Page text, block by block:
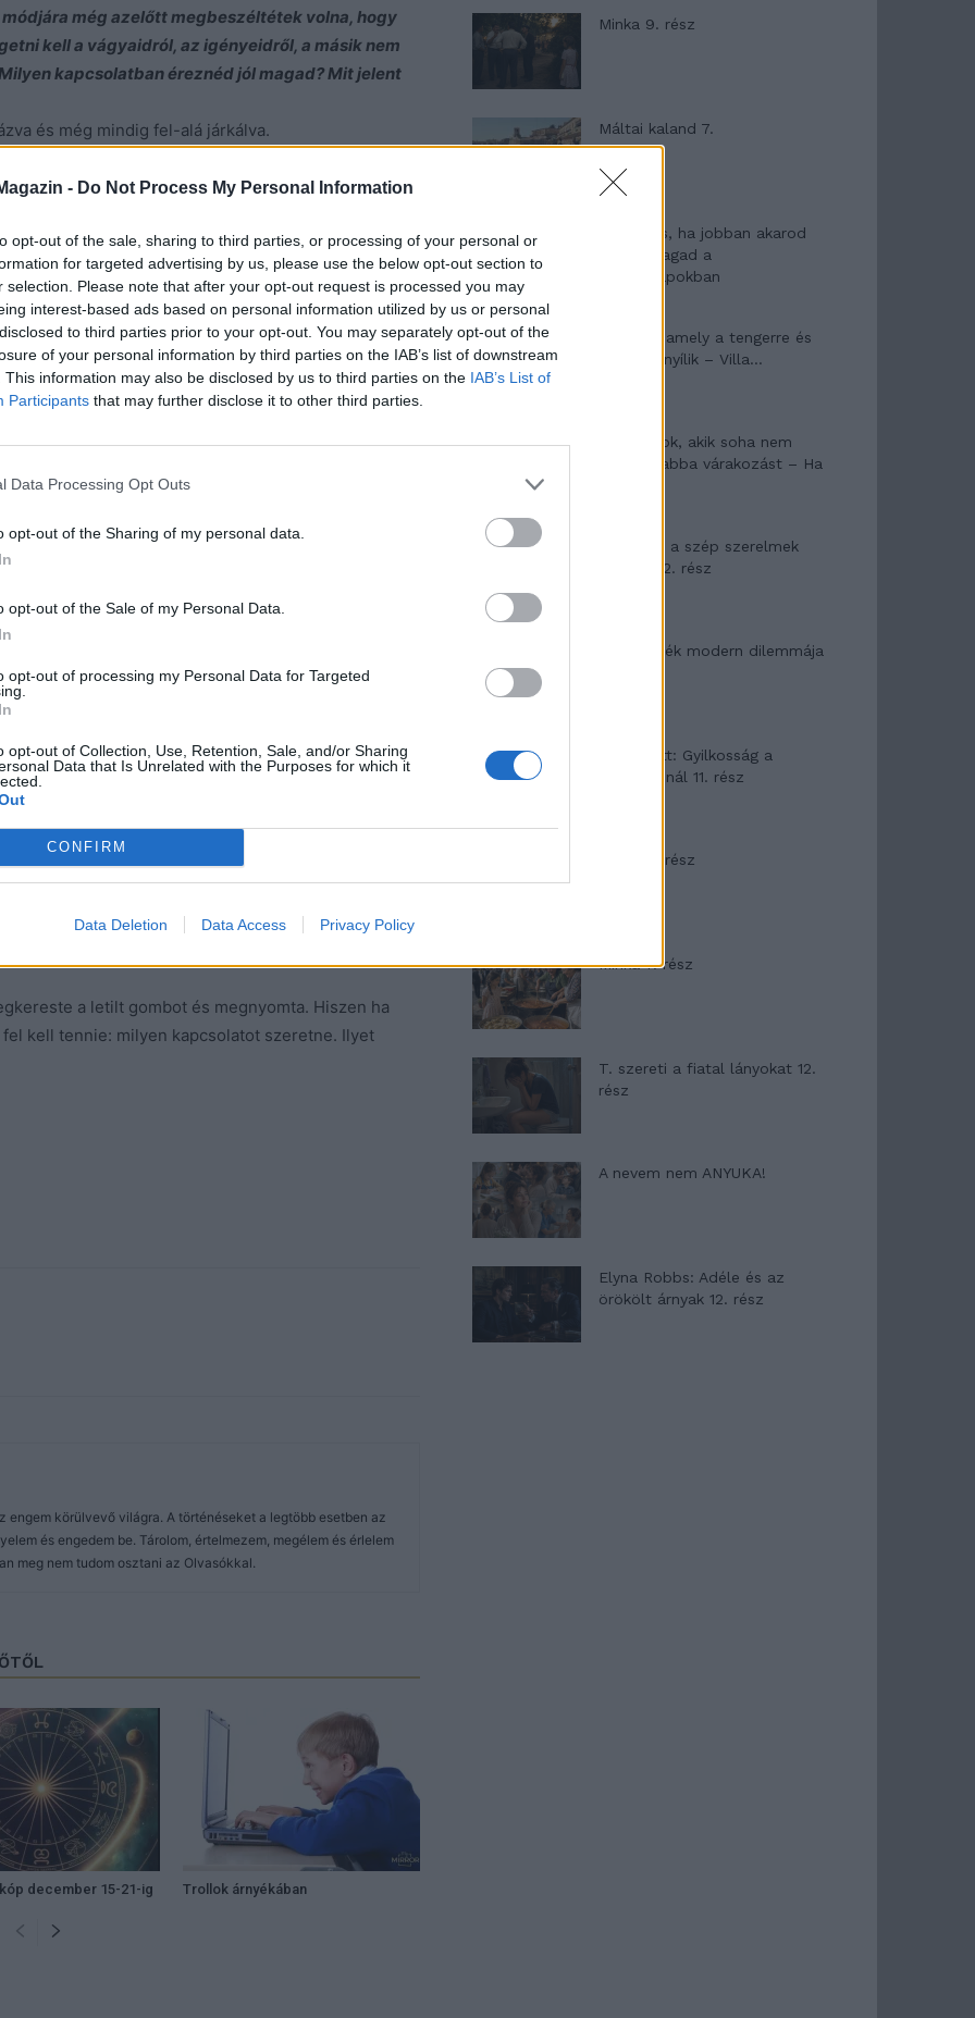
- Do Not Process My Personal Information
opt-out of the sale, sharing to third parties, or processing of your personal or
for targeted advertising by us, please use the below opt-out section to
selection. Please note that after your opt-out request is processed you may
interest-based ads based on personal information utilized by us or personal
to third parties prior to your opt-out. You may separately opt-out of the
of your personal information by third parties on the IAB’s list of downstream
This information may also be disclosed by us to third parties on the IAB’s List of
Participants that may further disclose it to other third parties.
Data Processing Opt Outs
opt-out of the Sharing of my personal data.
opt-out of the Sale of my Personal Data.
opt-out of processing my Personal Data for Targeted
opt-out of Collection, Use, Retention, Sale, and/or Sharing
Data that Is Unrelated with the Purposes for which it
CONFIRM
Data Deletion Data Access Privacy Policy
még azelőtt megbeszéltétek volna, hogy
kell a vágyaidról, az igényeidről, a másik nem
kapcsolatban éreznéd jól magad? Mit jelent
és még mindig fel-alá járkálva.
bíznak a döntéseiben és nem bírálnak mindent
csak egy társadalmi szimbólum szerepét
nézni és várakat, nem medencében ázni.
a
barátként tekintett rá nagy bánatára.
el hirtelen Zalán a beszélgetést, arcon puszilta a
egy kép fogadta. Zalán sugárzó mosolya
a letilt gombot és megnyomta. Hiszen ha
kell tennie: milyen kapcsolatot szeretne. Ilyet
engem körülvevő világra. A történéseket a legtöbb esetben az
és engedem be. Tárolom, értelmezem, megélem és érlelem
meg nem tudom osztani az Olvasókkal.
december 15-21-ig Trollok árnyékában
Minka 9. rész
Máltai kaland 7.
10 tanács, ha jobban akarod
érezni magad a
hétköznapokban
Egy ház, amely a tengerre és
a fényre nyílik – Villa...
A családok, akik soha nem
hagyták abba várakozást – Ha
Panna és a szép szerelmek
mítosza 2. rész
Az ereklyék modern dilemmája
T. Barnett: Gyilkosság a
Garda-tónál 11. rész
Minka 8. rész
Minka 7. rész
T. szereti a fiatal lányokat 12.
rész
A nevem nem ANYUKA!
Elyna Robbs: Adéle és az
örökölt árnyak 12. rész